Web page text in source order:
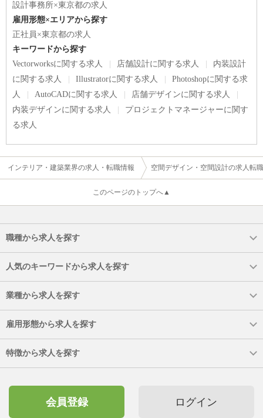
設計事務所×東京都の求人
雇用形態×エリアから探す
正社員×東京都の求人
キーワードから探す
Vectorworksに関する求人
店舗設計に関する求人
内装設計
に関する求人
Illustratorに関する求人
Photoshopに関する求
人
AutoCADに関する求人
店舗デザインに関する求人
内装デザインに関する求人
プロジェクトマネージャーに関す
る求人
インテリア・建築業界の求人・転職情報 空間デザイン・空間設計の求人転
このページのトップへ▲
職種から求人を探す
人気のキーワードから求人を探す
業種から求人を探す
雇用形態から求人を探す
特徴から求人を探す
会員登録 ログイン